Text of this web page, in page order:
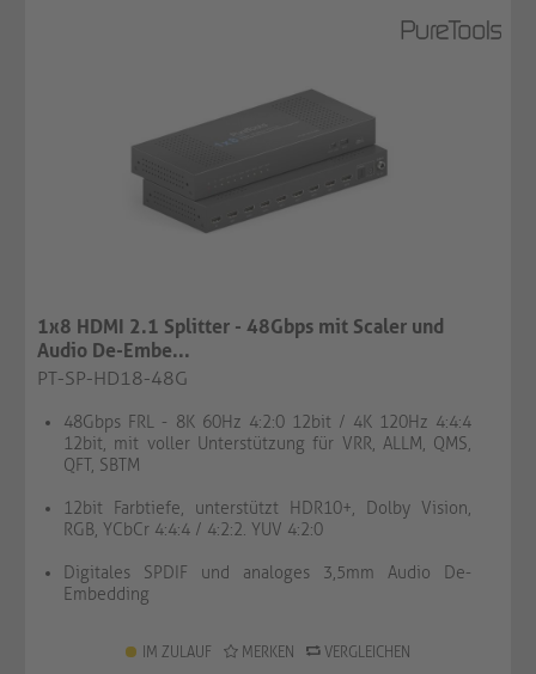
1x8 HDMI 2.1 Splitter - 48Gbps mit Scaler und
Audio De-Embe...
PT-SP-HD18-48G
48Gbps FRL - 8K 60Hz 4:2:0 12bit / 4K 120Hz 4:4:4
12bit, mit voller Unterstützung für VRR, ALLM, QMS,
QFT, SBTM
12bit Farbtiefe, unterstützt HDR10+, Dolby Vision,
RGB, YCbCr 4:4:4 / 4:2:2. YUV 4:2:0
Digitales SPDIF und analoges 3,5mm Audio De-
Embedding
IM ZULAUF MERKEN VERGLEICHEN